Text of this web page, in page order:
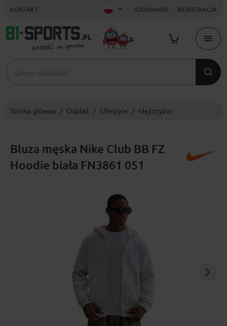
KONTAKT LOGOWANIE REJESTRACJA
Strona główna Odzież Lifestyle Mężczyźni
Bluza męska Nike Club BB FZ
Hoodie biała FN3861 051